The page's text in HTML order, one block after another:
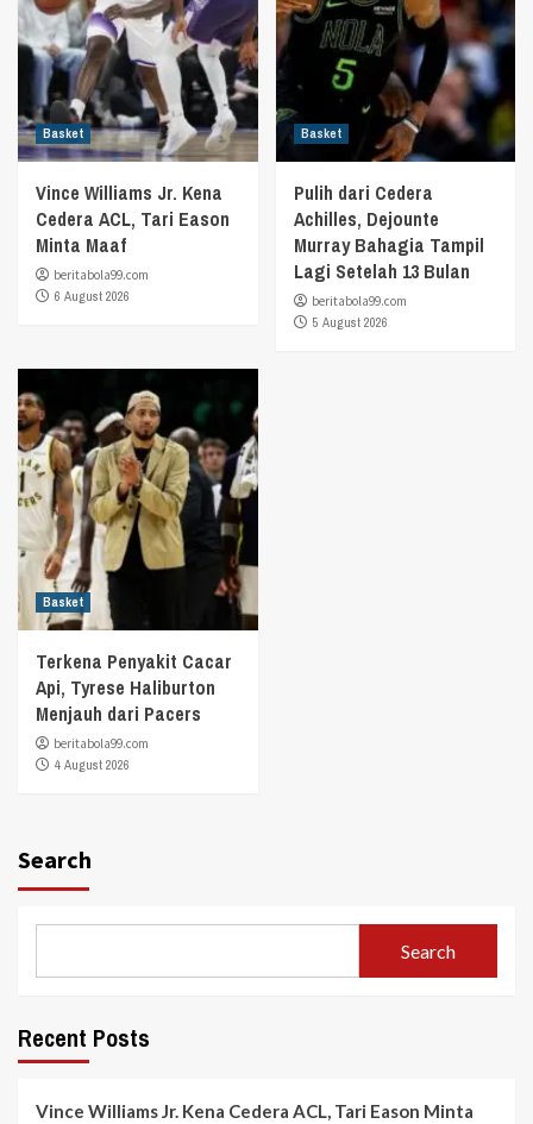
Basket
Vince Williams Jr. Kena
Cedera ACL, Tari Eason
Minta Maaf
beritabola99.com
6 August 2026
Basket
Pulih dari Cedera
Achilles, Dejounte
Murray Bahagia Tampil
Lagi Setelah 13 Bulan
beritabola99.com
5 August 2026
Basket
Terkena Penyakit Cacar
Api, Tyrese Haliburton
Menjauh dari Pacers
beritabola99.com
4 August 2026
Search
Search
Recent Posts
Vince Williams Jr. Kena Cedera ACL, Tari Eason Minta